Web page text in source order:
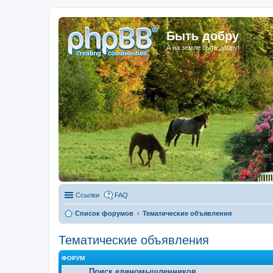
Быть добру
А на земле быть добру!
Ссылки FAQ
Список форумов Тематические объявления
Тематические объявления
ФОРУМ